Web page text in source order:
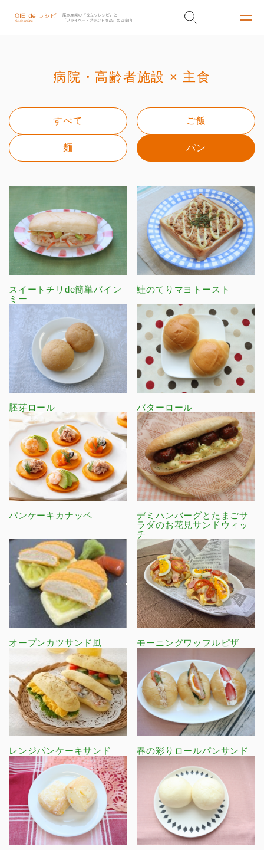
病院・高齢者施設 × 主食
すべて ご飯
麺 パン
スイートチリde簡単バイン
ミー
鮭のてりマヨトースト
胚芽ロール バターロール
パンケーキカナッペ
デミハンバーグとたまごサ
ラダのお花見サンドウィッ
チ
オープンカツサンド風 モーニングワッフルピザ
レンジパンケーキサンド 春の彩りロールパンサンド